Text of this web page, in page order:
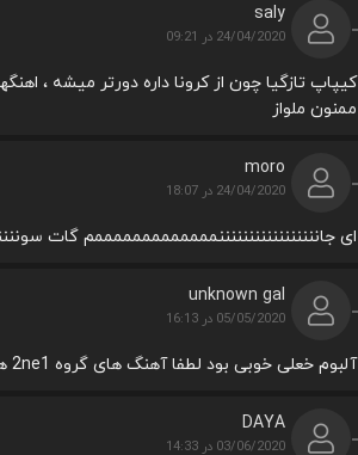
saly
24/04/2020 در 09:21
کیپاپ تازگیا چون از کرونا داره دورتر میشه ،
ممنون ملواز
moro
24/04/2020 در 18:07
ای جانننننننننننننننننمممممممممممممم گات
unknown gal
05/05/2020 در 16:13
آلبوم خعلی خوبی بود لطفا آهنگ های گروه 2ne1 هم قرار بدید ممنون
DAYA
03/06/2020 در 14:33